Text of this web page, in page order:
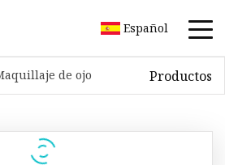
Español
de ojo Productos